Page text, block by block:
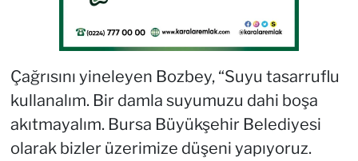
Çağrısını yineleyen Bozbey, “Suyu tasarruflu
kullanalım. Bir damla suyumuzu dahi boşa
akıtmayalım. Bursa Büyükşehir Belediyesi
olarak bizler üzerimize düşeni yapıyoruz.